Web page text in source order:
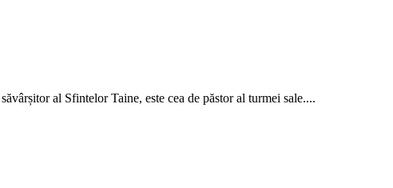
al Sfintelor Taine, este cea de păstor al turmei sale....